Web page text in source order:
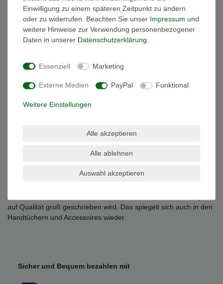
- Sanfter Massageeffekt
- Hautsympathisch und Strapazierfähig
- Hochwertige dekorative Bordüre im klassischen Design mit
breitem Abschluss
- Bügelfrei & pflegeleicht
- Trocknergeeignet
-Saunatuch / Strandtuch 80 x 200 cm
auf Qualität groß geschrieben wird. Das spiegelt sich auch in den
Handtüchern und Accessoires wieder.
Sicher und Bequem bezahlen mit
Einwilligung zu einem späteren Zeitpunkt zu ändern
oder zu widerrufen. Beachten Sie unser Impressum und
weitere Hinweise zur Verwendung personenbezogener
Daten in unserer Daten­schutz­erklärung.
Essenziell Marketing
Externe Medien PayPal Funktional
Weitere Einstellungen
Alle akzeptieren
Alle ablehnen
Auswahl akzeptieren